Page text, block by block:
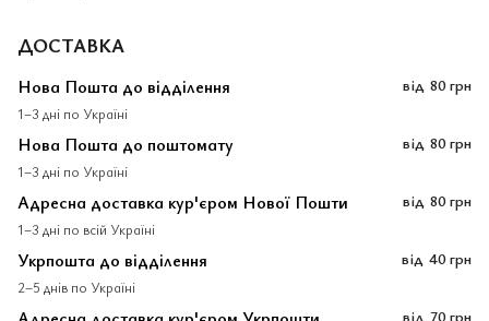
ДОСТАВКА
Нова Пошта до відділення
1–3 дні по Україні
від 80 грн
Нова Пошта до поштомату
1–3 дні по Україні
від 80 грн
Адресна доставка кур'єром Нової Пошти
1–3 дні по всій Україні
від 80 грн
Укрпошта до відділення
2–5 днів по Україні
від 40 грн
від 70 грн